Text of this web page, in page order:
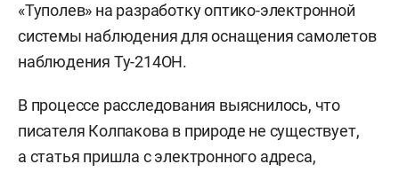
«Туполев» на разработку оптико-электронной
системы наблюдения для оснащения самолетов
наблюдения Ту-214ОН.
В процессе расследования выяснилось, что
писателя Колпакова в природе не существует,
а статья пришла с электронного адреса,